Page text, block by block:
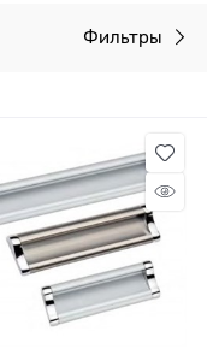
Фильтры